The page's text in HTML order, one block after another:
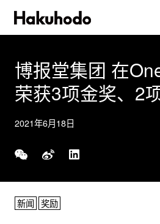
博报堂集团 在
荣获3项金奖、2
2021年6月18日
新闻 奖励